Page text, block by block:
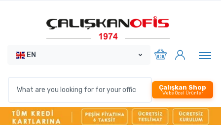
EN
Çalışkan Shop
Webe Özel Ürünler